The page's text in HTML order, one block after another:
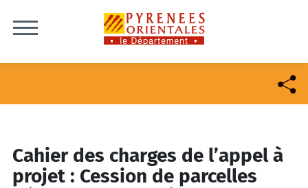
Cahier des charges de l’appel à
projet : Cession de parcelles